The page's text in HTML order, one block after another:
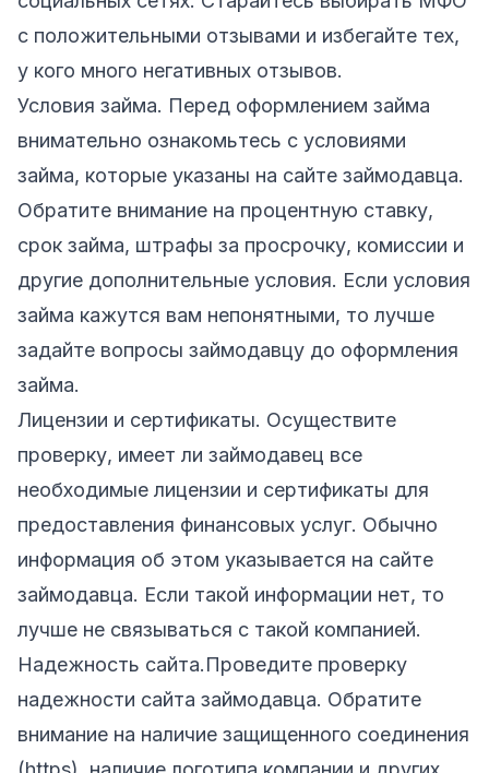
с положительными отзывами и избегайте тех,
у кого много негативных отзывов.
Условия займа. Перед оформлением займа
внимательно ознакомьтесь с условиями
займа, которые указаны на сайте займодавца.
Обратите внимание на процентную ставку,
срок займа, штрафы за просрочку, комиссии и
другие дополнительные условия. Если условия
займа кажутся вам непонятными, то лучше
задайте вопросы займодавцу до оформления
займа.
Лицензии и сертификаты. Осуществите
проверку, имеет ли займодавец все
необходимые лицензии и сертификаты для
предоставления финансовых услуг. Обычно
информация об этом указывается на сайте
займодавца. Если такой информации нет, то
лучше не связываться с такой компанией.
Надежность сайта.Проведите проверку
надежности сайта займодавца. Обратите
внимание на наличие защищенного соединения